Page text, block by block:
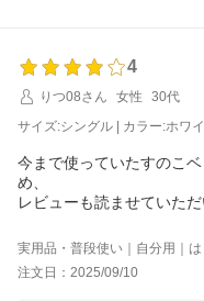
4
りつ08さん
女性
30代
サイズ:シングル | カラー:ホワ
今まで使っていたすのこ
め、
レビューも読ませていただ
梱包は確かにとても重く
だと運ぶのは大変だと思い
私も運ぶのは諦めて廊下
がら組み立てました。
実用品・普段使い｜自分用｜は
注文日：2025/09/10